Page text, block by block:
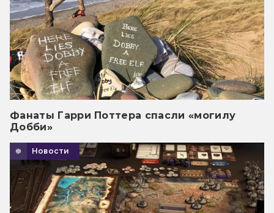
Фанаты Гарри Поттера спасли «могилу
Добби»
Новости